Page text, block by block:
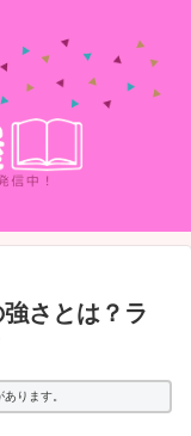
さとは？ラ
ります。